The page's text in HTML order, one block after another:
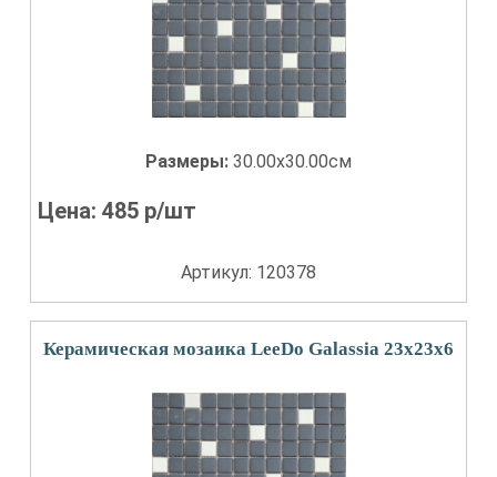
Размеры: 30.00x30.00см
Цена:485 р/шт
Артикул: 120378
Керамическая мозаика LeeDo Galassia 23x23x6